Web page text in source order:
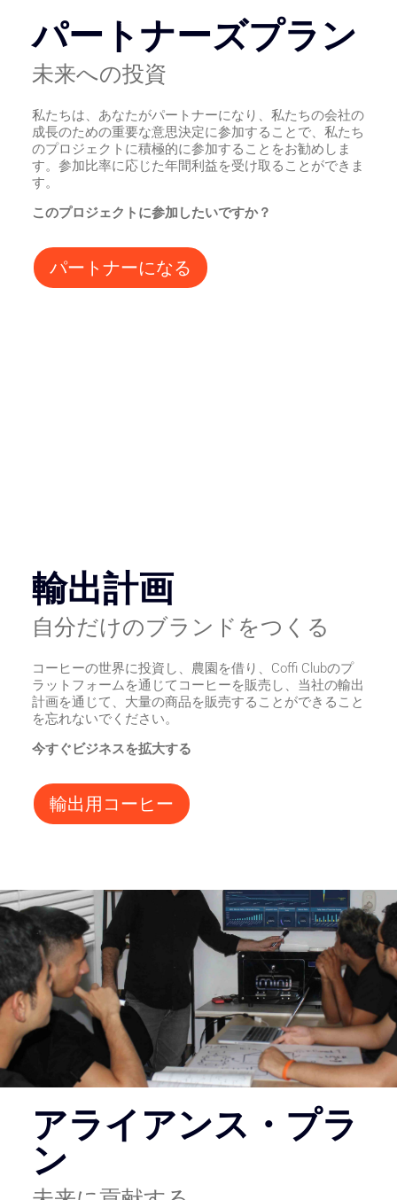
パートナーズプラン
未来への投資
私たちは、あなたがパートナーになり、私たちの会社の
成長のための重要な意思決定に参加することで、私たち
のプロジェクトに積極的に参加することをお勧めしま
す。参加比率に応じた年間利益を受け取ることができま
す。
このプロジェクトに参加したいですか？
パートナーになる
輸出計画
自分だけのブランドをつくる
コーヒーの世界に投資し、農園を借り、Coffi Clubのプ
ラットフォームを通じてコーヒーを販売し、当社の輸出
計画を通じて、大量の商品を販売することができること
を忘れないでください。
今すぐビジネスを拡大する
輸出用コーヒー
アライアンス・プラ
ン